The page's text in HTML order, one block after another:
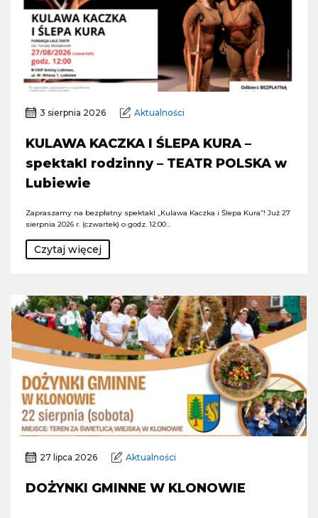
3 sierpnia 2026 Aktualności
KULAWA KACZKA I ŚLEPA KURA –
spektakl rodzinny – TEATR POLSKA w
Lubiewie
Zapraszamy na bezpłatny spektakl „Kulawa Kaczka i Ślepa Kura”! Już 27
sierpnia 2026 r. (czwartek) o godz. 12:00…
Czytaj więcej
27 lipca 2026 Aktualności
DOŻYNKI GMINNE W KLONOWIE